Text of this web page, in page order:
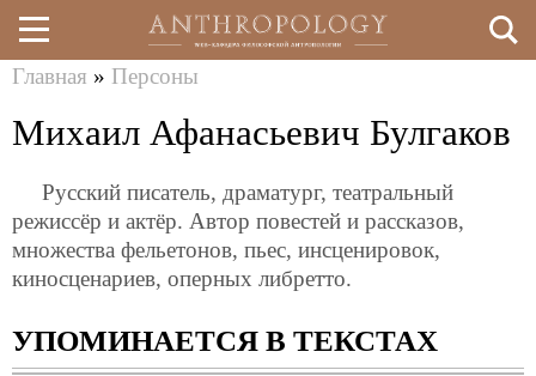
Перейти
к
содержанию
здесь
Главная » Персоны
Михаил Афанасьевич Булгаков
Русский писатель, драматург, театральный
режиссёр и актёр. Автор повестей и рассказов,
множества фельетонов, пьес, инсценировок,
киносценариев, оперных либретто.
УПОМИНАЕТСЯ В ТЕКСТАХ